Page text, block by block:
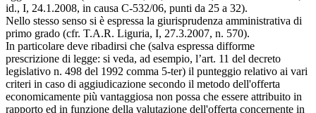
id., I, 24.1.2008, in causa C-532/06, punti da 25 a 32).
Nello stesso senso si è espressa la giurisprudenza amministrativa di
primo grado (cfr. T.A.R. Liguria, I, 27.3.2007, n. 570).
In particolare deve ribadirsi che (salva espressa difforme
prescrizione di legge: si veda, ad esempio, l’art. 11 del decreto
legislativo n. 498 del 1992 comma 5-ter) il punteggio relativo ai vari
criteri in caso di aggiudicazione secondo il metodo dell'offerta
economicamente più vantaggiosa non possa che essere attribuito in
rapporto ed in funzione della valutazione dell'offerta concernente in